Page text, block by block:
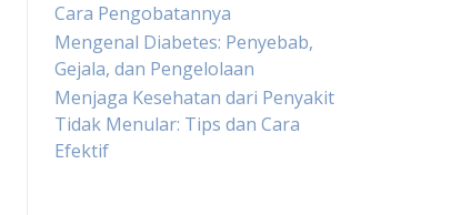
Cara Pengobatannya
Mengenal Diabetes: Penyebab,
Gejala, dan Pengelolaan
Menjaga Kesehatan dari Penyakit
Tidak Menular: Tips dan Cara
Efektif